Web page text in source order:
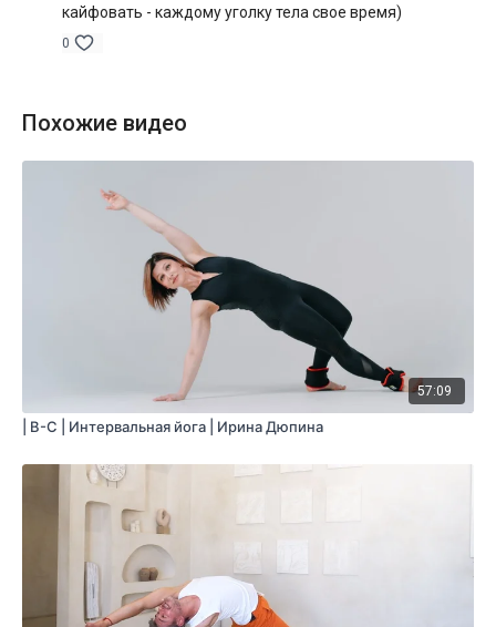
кайфовать - каждому уголку тела свое время)
0
Похожие видео
57:09
| B-С | Интервальная йога | Ирина Дюпина